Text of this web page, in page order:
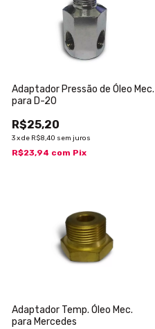
Adaptador Pressão de Óleo Mec.
para D-20
R$25,20
3xde R$8,40 sem juros
R$23,94 com Pix
Adaptador Temp. Óleo Mec.
para Mercedes